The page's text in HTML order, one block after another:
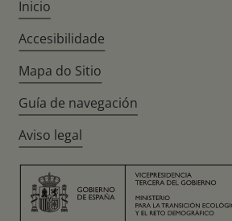
Inicio
Accesibilidade
Mapa do Sitio
Guía de navegación
Aviso legal